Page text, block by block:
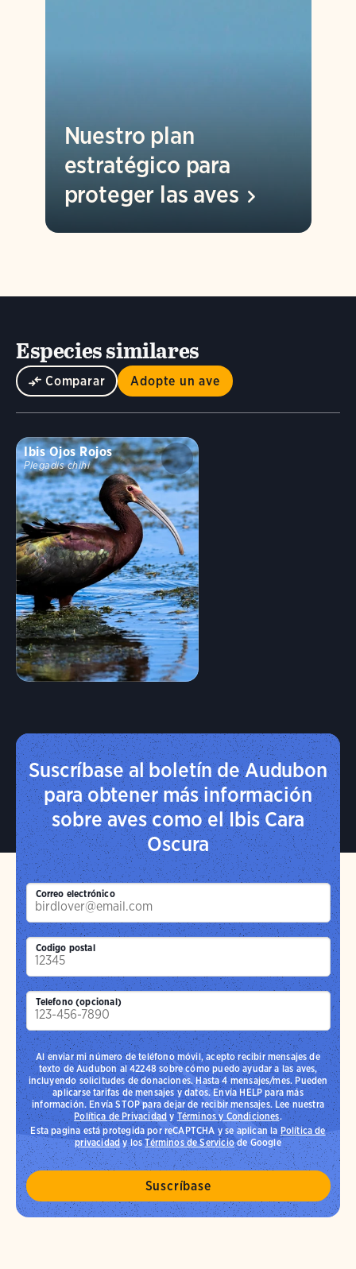
Nuestro plan
estratégico para
proteger las aves
Especies similares
Comparar Adopte un ave
Ibis Ojos Rojos
Plegadis chihi
Suscríbase al boletín de Audubon
para obtener más información
sobre aves como el Ibis Cara
Oscura
Correo electrónico
Codigo postal
Telefono (opcional)
Al enviar mi número de teléfono móvil, acepto recibir mensajes de
texto de Audubon al 42248 sobre cómo puedo ayudar a las aves,
incluyendo solicitudes de donaciones. Hasta 4 mensajes/mes. Pueden
aplicarse tarifas de mensajes y datos. Envía HELP para más
información. Envía STOP para dejar de recibir mensajes. Lee nuestra
Política de Privacidad y Términos y Condiciones.
Esta pagina está protegida por reCAPTCHA y se aplican laPolítica de
privacidady losTérminos de Serviciode Google